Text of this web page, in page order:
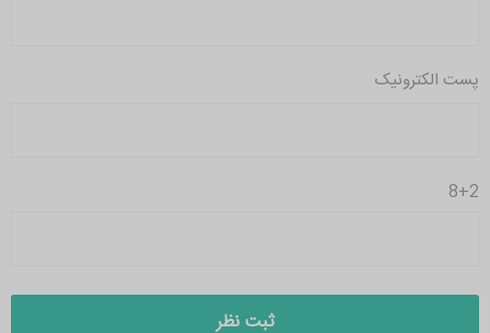
پست الکترونیک
8+2